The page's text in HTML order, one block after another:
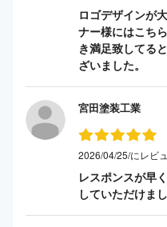
ロゴデザインが
ナー様にはこち
き満足致してる
ざいました。
宮田塗装工業
2026/04/25/にレビ
レスポンスが早
していただけま